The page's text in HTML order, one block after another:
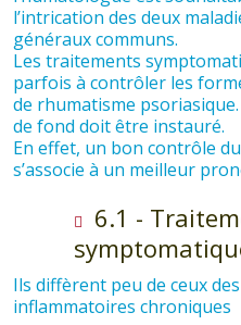
l’intrication des deux
généraux communs.
Les traitements
parfois à contrôler les
de rhumatisme
de fond doit être instauré.
En effet, un bon contrôle
s’associe à un meilleur
6.1 -
Ils diffèrent peu de ceux
inflammatoires chroniques